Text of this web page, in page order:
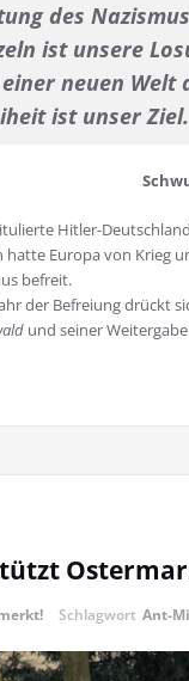
des Nazismus
ist unsere
neuen Welt
ist unser Ziel.
Hit­ler-
Europa von Krieg
befreit.
der Befreiu­ng drückt
und seiner
Schlagwort Ant-